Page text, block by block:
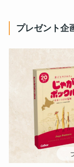
プレゼント企